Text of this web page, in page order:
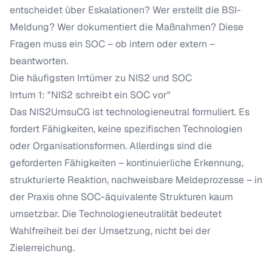
entscheidet über Eskalationen? Wer erstellt die BSI-
Meldung? Wer dokumentiert die Maßnahmen? Diese
Fragen muss ein SOC – ob intern oder extern –
beantworten.
Die häufigsten Irrtümer zu NIS2 und SOC
Irrtum 1: "NIS2 schreibt ein SOC vor"
Das NIS2UmsuCG ist technologieneutral formuliert. Es
fordert Fähigkeiten, keine spezifischen Technologien
oder Organisationsformen. Allerdings sind die
geforderten Fähigkeiten – kontinuierliche Erkennung,
strukturierte Reaktion, nachweisbare Meldeprozesse – in
der Praxis ohne SOC-äquivalente Strukturen kaum
umsetzbar. Die Technologieneutralität bedeutet
Wahlfreiheit bei der Umsetzung, nicht bei der
Zielerreichung.